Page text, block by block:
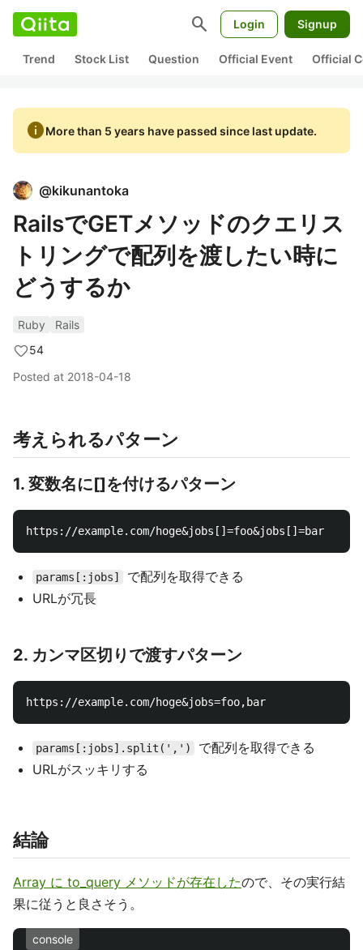
search Login Signup
Trend Stock List Question Official Event Official
infoMore than 5 years have passed since last update.
@kikunantoka
RailsでGETメソッドのクエリス
トリングで配列を渡したい時に
どうするか
Ruby
Rails
54
Posted at 2018-04-18
考えられるパターン
1. 変数名に[]を付けるパターン
params[:jobs]
で配列を取得できる
URLが冗長
2. カンマ区切りで渡すパターン
params[:jobs].split(',')
で配列を取得できる
URLがスッキリする
結論
Array に to_query メソッドが存在したので、その実行結
果に従うと良さそう。
console